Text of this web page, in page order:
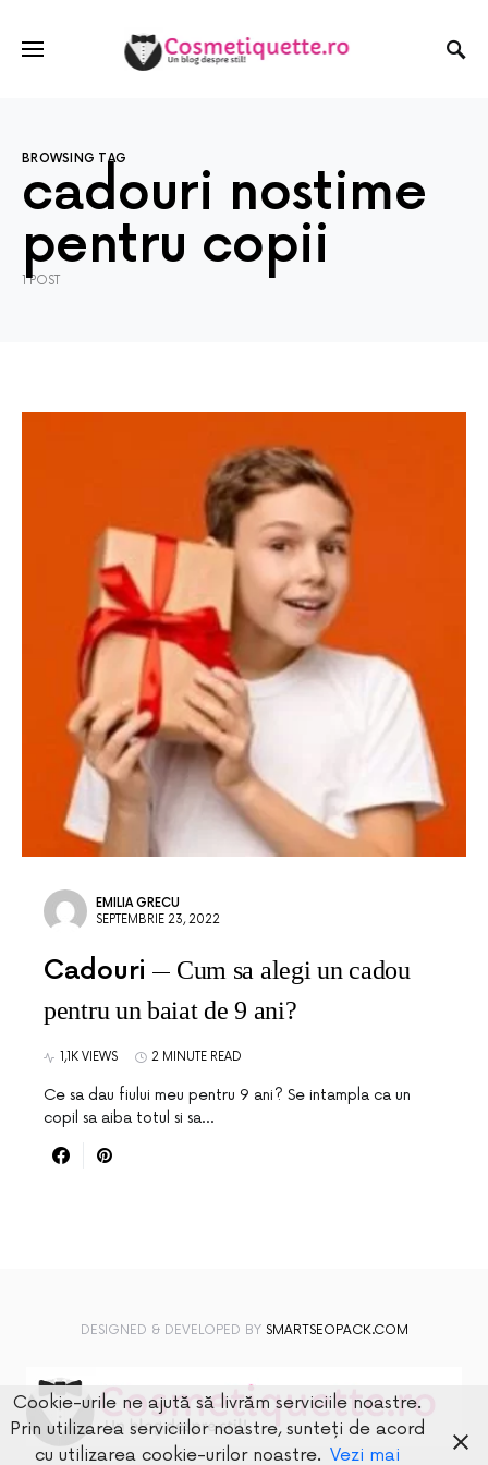
BROWSING TAG
cadouri nostime
pentru copii
1 POST
EMILIA GRECU
SEPTEMBRIE 23, 2022
Cadouri
Cum sa alegi un cadou
pentru un baiat de 9 ani?
1,1K VIEWS 2 MINUTE READ
Ce sa dau fiului meu pentru 9 ani? Se intampla ca un
copil sa aiba totul si sa…
DESIGNED & DEVELOPED BY SMARTSEOPACK.COM
Cookie-urile ne ajută să livrăm serviciile noastre.
Prin utilizarea serviciilor noastre, sunteți de acord
cu utilizarea cookie-urilor noastre. Vezi mai